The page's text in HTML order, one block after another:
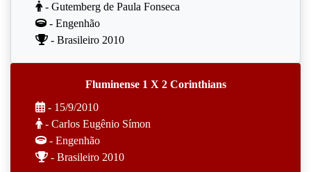
- Gutemberg de Paula Fonseca
- Engenhão
- Brasileiro 2010
Fluminense 1 X 2 Corinthians
- 15/9/2010
- Carlos Eugênio Símon
- Engenhão
- Brasileiro 2010